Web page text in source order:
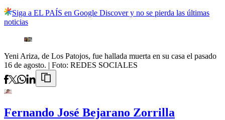
Siga a EL PAÍS en Google Discover y no se pierda las últimas
noticias
Yeni Ariza, de Los Patojos, fue hallada muerta en su casa el pasado
16 de agosto. | Foto: REDES SOCIALES
Fernando José Bejarano Zorrilla